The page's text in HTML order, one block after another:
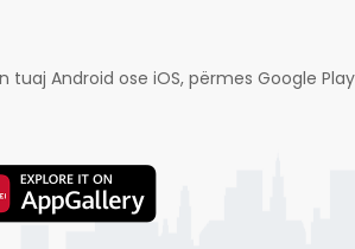
Android ose iOS, përmes Google